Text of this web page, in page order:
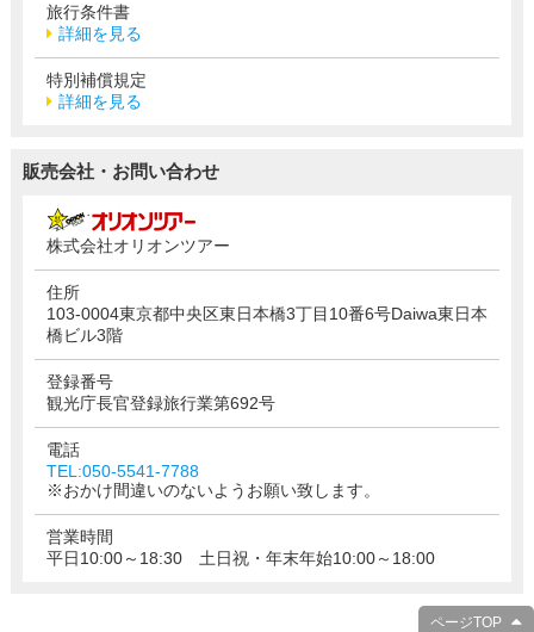
旅行条件書
詳細を見る
特別補償規定
詳細を見る
販売会社・お問い合わせ
株式会社オリオンツアー
住所
103-0004東京都中央区東日本橋3丁目10番6号Daiwa東日本
橋ビル3階
登録番号
観光庁長官登録旅行業第692号
電話
TEL:050-5541-7788
※おかけ間違いのないようお願い致します。
営業時間
平日10:00～18:30 土日祝・年末年始10:00～18:00
ページTOP